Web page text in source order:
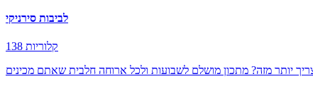
לביבות סירניקי
138 קלוריות
יותר מזה? מתכון מושלם לשבועות ולכל ארוחה חלבית שאתם מכינים